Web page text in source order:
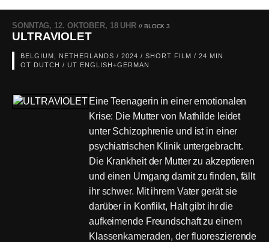
SONNTAG, 12. OKTOBER, 18 UHR// BLOCK 3
ULTRAVIOLET
BELGIUM, NETHERLANDS / 2024 / SHORT FILM / 24 MIN
OT DUTCH / UT ENGLISH+GERMAN
Eine Teenagerin in einer emotionalen
Krise: Die Mutter von Mathilde leidet
unter Schizophrenie und ist in einer
psychiatrischen Klinik untergebracht.
Die Krankheit der Mutter zu akzeptieren
und einen Umgang damit zu finden, fällt
ihr schwer. Mit ihrem Vater gerät sie
darüber in Konflikt, Halt gibt ihr die
aufkeimende Freundschaft zu einem
Klassenkameraden, der fluoreszierende